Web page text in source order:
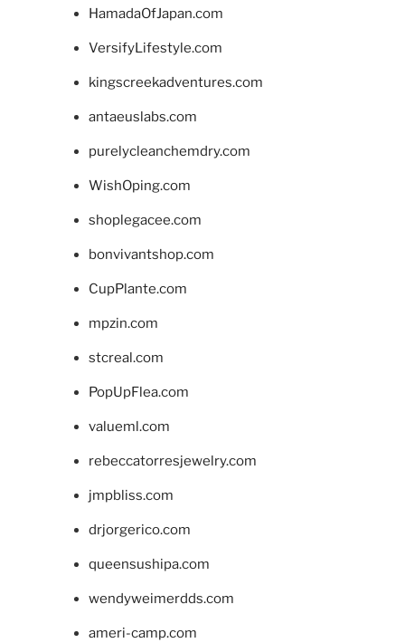
HamadaOfJapan.com
VersifyLifestyle.com
kingscreekadventures.com
antaeuslabs.com
purelycleanchemdry.com
WishOping.com
shoplegacee.com
bonvivantshop.com
CupPlante.com
mpzin.com
stcreal.com
PopUpFlea.com
valueml.com
rebeccatorresjewelry.com
jmpbliss.com
drjorgerico.com
queensushipa.com
wendyweimerdds.com
ameri-camp.com